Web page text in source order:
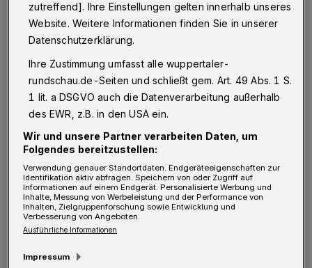
unfassbar hohes Niveau an
Lebensmittelsicherheit haben. Niemand von
ist es so abgesichert, dass wir über die
gesamte Prozesskette – von der
Unternehmensverantwortung bis zum
Verbraucher, inklusive Risikobewertung,
Risikomanagement und Vorsorgeprinzip –
wirklich alles abdecken. Jedes Lebensmittel,
das den Handel und unsere Teller erreicht, ist
mit einem sehr hohen Schutzniveau
spezielle Nachfragen hat, dem empfiehlt die
zutreffend]. Ihre Einstellungen gelten innerhalb unseres
Website. Weitere Informationen finden Sie in unserer
Datenschutzerklärung.
Ihre Zustimmung umfasst alle wuppertaler-
rundschau.de-Seiten und schließt gem. Art. 49 Abs. 1 S.
1 lit. a DSGVO auch die Datenverarbeitung außerhalb
des EWR, z.B. in den USA ein.
Wir und unsere Partner verarbeiten Daten, um
Folgendes bereitzustellen:
Verwendung genauer Standortdaten. Endgeräteeigenschaften zur
Identifikation aktiv abfragen. Speichern von oder Zugriff auf
Informationen auf einem Endgerät. Personalisierte Werbung und
Inhalte, Messung von Werbeleistung und der Performance von
Inhalten, Zielgruppenforschung sowie Entwicklung und
Verbesserung von Angeboten.
Ausführliche Informationen
Impressum